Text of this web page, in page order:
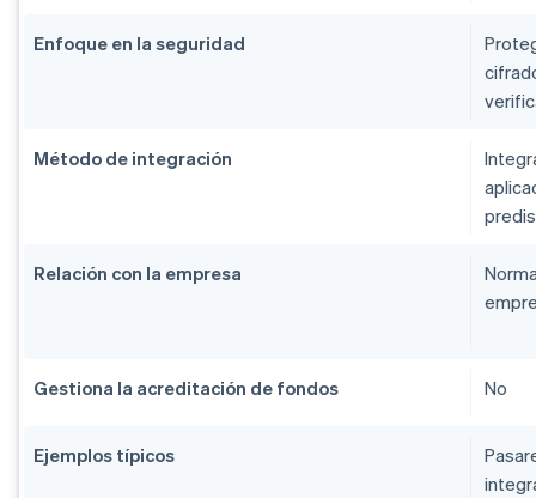
Enfoque en la seguridad
Método de integración
Relación con la empresa
Gestiona la acreditación de fondos No
Ejemplos típicos